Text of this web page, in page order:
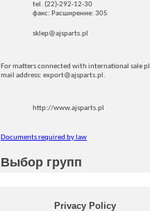
tel. (22)-292-12-30
факс: Pасширение: 305
sklep@ajsparts.pl
For matters connected with international sale
mail address: export@ajsparts.pl.
http://www.ajsparts.pl
Documents required by law
Выбор групп
Privacy Policy